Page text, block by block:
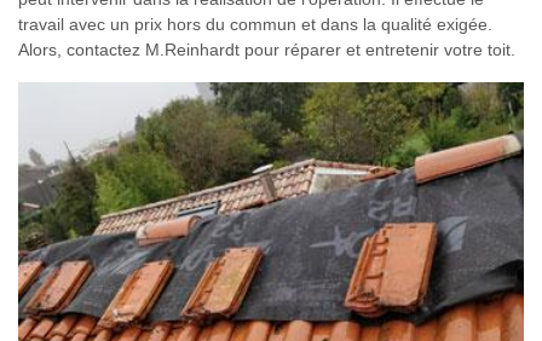
travail avec un prix hors du commun et dans la qualité exigée.
Alors, contactez M.Reinhardt pour réparer et entretenir votre toit.